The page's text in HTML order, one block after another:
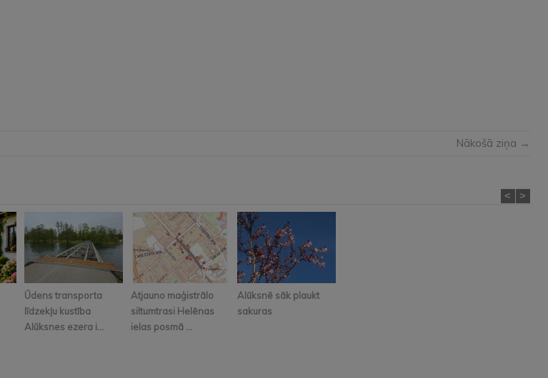
Nākošā ziņa →
Ūdens transporta
līdzekļu kustība
Alūksnes ezera i...
Atjauno maģistrālo
siltumtrasi Helēnas
ielas posmā ...
Alūksnē sāk plaukt
sakuras
< >